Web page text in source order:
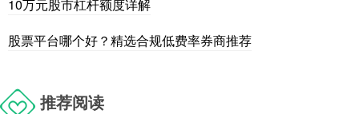
10万元股市杠杆额度详解
股票平台哪个好？精选合规低费率券商推荐
推荐阅读